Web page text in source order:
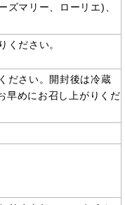
ズマリー、ローリエ)、
ください。
ださい。開封後は冷蔵
めにお召し上がりくだ